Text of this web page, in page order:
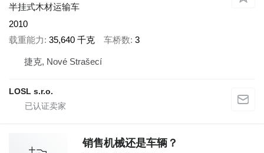
半挂式木材运输车
2010
载重能力 35,640 千克 车桥数 3
捷克, Nové Strašecí
LOSL s.r.o.
销售机械还是车辆？